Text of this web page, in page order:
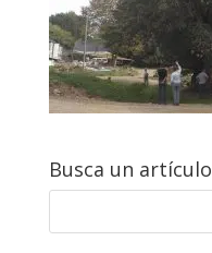
Busca un artículo